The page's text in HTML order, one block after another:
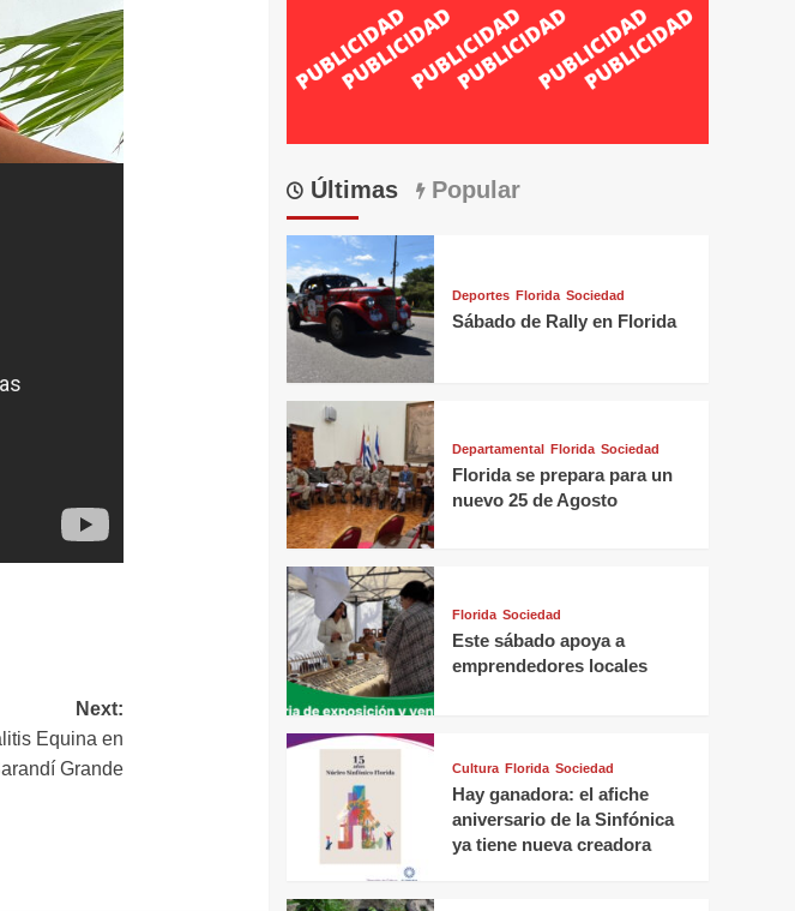
Next:
Equina en
Grande
Últimas Popular
Deportes Florida Sociedad
Sábado de Rally en Florida
Departamental Florida Sociedad
Florida se prepara para un
nuevo 25 de Agosto
Florida Sociedad
Este sábado apoya a
emprendedores locales
Cultura Florida Sociedad
Hay ganadora: el afiche
aniversario de la Sinfónica
ya tiene nueva creadora